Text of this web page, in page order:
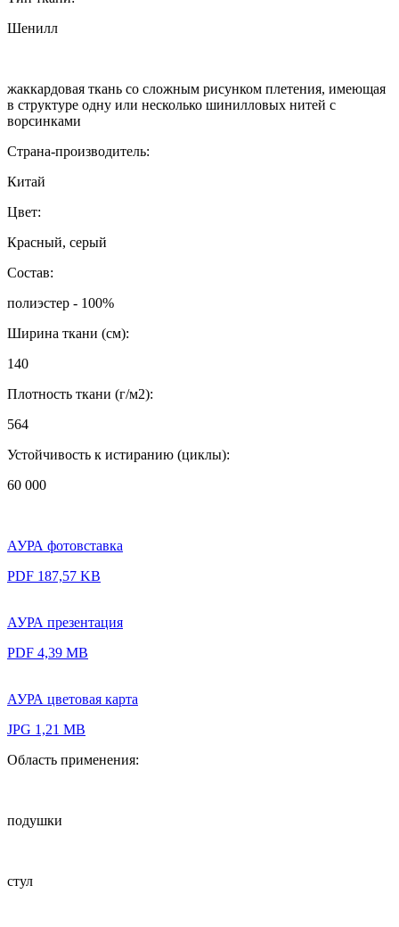
Шенилл
жаккардовая ткань со сложным рисунком плетения, имеющая
в структуре одну или несколько шинилловых нитей с
ворсинками
Страна-производитель:
Китай
Цвет:
Красный, серый
Состав:
полиэстер - 100%
Ширина ткани (см):
140
Плотность ткани (г/м2):
564
Устойчивость к истиранию (циклы):
60 000
АУРА фотовставка
PDF 187,57 KB
АУРА презентация
PDF 4,39 MB
АУРА цветовая карта
JPG 1,21 MB
Область применения:
подушки
стул